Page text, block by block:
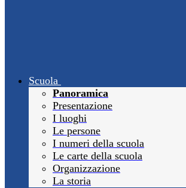
Scuola
Panoramica
Presentazione
I luoghi
Le persone
I numeri della scuola
Le carte della scuola
Organizzazione
La storia